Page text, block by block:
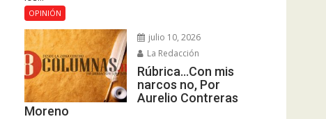
OPINIÓN
julio 10, 2026
La Redacción
Rúbrica…Con mis
narcos no, Por
Aurelio Contreras
Moreno